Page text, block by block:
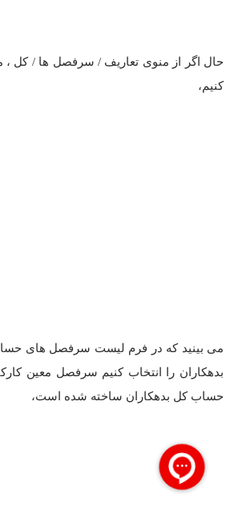
حال اگر از منوی تعاریف / سرفصل ها / کل ،
کنیم،
می بینید که در فرم لیست سرفصل های
بدهکاران را انتخاب کنیم سرفصل معین
حساب کل بدهکاران ساخته شده است،